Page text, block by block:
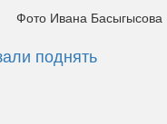
Фото Ивана Басыгысова
поднять